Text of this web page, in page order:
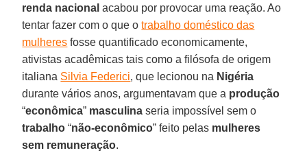
renda nacional acabou por provocar uma reação. Ao
tentar fazer com o que otrabalho doméstico das
mulheres fosse quantificado economicamente,
ativistas acadêmicas tais como a filósofa de origem
italiana Silvia Federici, que lecionou na Nigéria
durante vários anos, argumentavam que a produção
“econômica” masculina seria impossível sem o
trabalho“não-econômico” feito pelas mulheres
sem remuneração.